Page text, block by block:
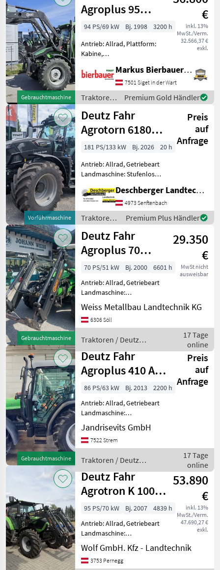
Gebrauchtmaschine
Agroplus 95
Classic
€
inkl. 13%
MwSt./Verm.
32.566,37 €
exkl.
94 PS/69 kW Bj. 1998
3200 h
Antrieb: Allrad, Plattform:
Kabine,
540/540E/1000/1000E,
Höchstgeschwindigkeit in
km/h: 40 km/h,
Bolzengröße
Anhängevorrichtung (mm):
32mm, Oberlenker
Markus Bierbauer GmbH
7501 Siget in der Wart
Traktoren
/ Deutz
Fahr
Premium Gold Händler
Vorführmaschine
Deutz Fahr
Agrotorn 6180
TTV Warrior
Preis
auf
Anfrage
181 PS/133 kW Bj. 2026
20 h
Antrieb: Allrad, Getriebeart
Landmaschine: Stufenloses
Zapfwellendrehzahl:
540/540E/1000/1000E,
Höchstgeschwindigkeit in
km/h: 50 km/h, Aufla
Deschberger Landtechnik GmbH
4973 Senftenbach
Traktoren /
Deutz Fahr
Premium Plus Händler
Gebrauchtmaschine
Deutz Fahr
Agroplus 70
Classic
29.350
€
MwSt nicht
ausweisbar
70 PS/51 kW Bj. 2000
6601 h
Antrieb: Allrad, Getriebeart
Landmaschine:
Schaltgetriebe, Plattform:
Kabine,
Zapfwellendrehzahl:
Höchstgeschwindigkeit in
km/h: 40 km/h, Oberlenker
hinten: mec
Weiss Metallbau Landtechnik KG
6306 Söll
Traktoren / Deutz
Fahr
17 Tage
online
Gebrauchtmaschine
Deutz Fahr
Agroplus 410 A
Europa
Preis
auf
Anfrage
86 PS/63 kW Bj. 2013
2200 h
Antrieb: Allrad, Getriebeart
Landmaschine:
Lastschaltgetriebe,
Plattform: Kabine,
Höchstgeschwindigkeit in
hinten: hydraulisch,
Anhängevorrichtu
Jandrisevits GmbH
7522 Strem
Traktoren / Deutz
Fahr
17 Tage
online
Deutz Fahr
Agrotron K 100
Premium Plus
53.890
€
inkl. 13%
MwSt./Verm.
47.690,27 €
exkl.
95 PS/70 kW Bj. 2007
4839 h
Antrieb: Allrad, Getriebeart
Landmaschine:
Lastschaltgetriebe,
Plattform: Kabine,
Zapfwellendrehzahl:
Wolf GmbH. Kfz - Landtechnik
3753 Pernegg